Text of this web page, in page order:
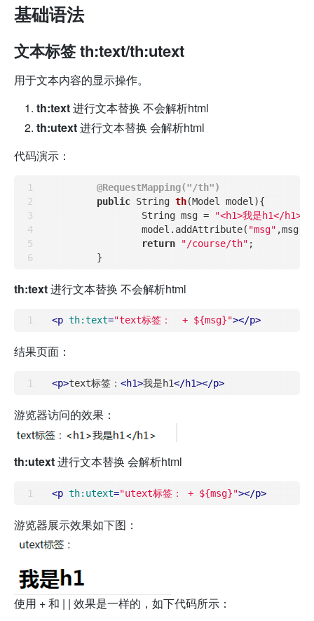
基础语法
文本标签 th:text/th:utext
用于文本内容的显示操作。
th:text进行文本替换 不会解析html
th:utext进行文本替换 会解析html
代码演示：
@RequestMapping("/th")
public String th(Model model){
		String msg =
"<h1>我是h1</h1>"
		model.addAttribute(
"msg" ,msg);
return
"/course/th" ;
th:text进行文本替换 不会解析html
<p th:text="text标签：  + ${msg}"></p>
结果页面：
<p>text标签：<h1>我是h1</h1></p>
游览器访问的效果：
th:utext进行文本替换 会解析html
<p th:utext="utext标签： + ${msg}"></p>
游览器展示效果如下图：
使用 + 和 | | 效果是一样的，如下代码所示：